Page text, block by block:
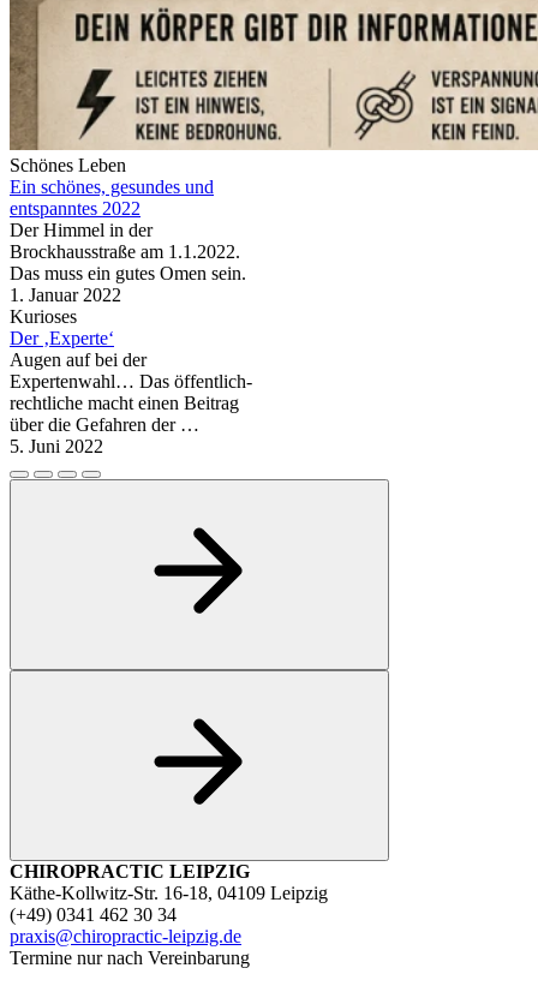
Schönes Leben
Ein schönes, gesundes und
entspanntes 2022
Der Himmel in der
Brockhausstraße am 1.1.2022.
Das muss ein gutes Omen sein.
1. Januar 2022
Kurioses
Der ‚Experte‘
Augen auf bei der
Expertenwahl… Das öffentlich-
rechtliche macht einen Beitrag
über die Gefahren der …
5. Juni 2022
CHIROPRACTIC LEIPZIG
Käthe-Kollwitz-Str. 16-18, 04109 Leipzig
(+49) 0341 462 30 34
praxis@chiropractic-leipzig.de
Termine nur nach Vereinbarung